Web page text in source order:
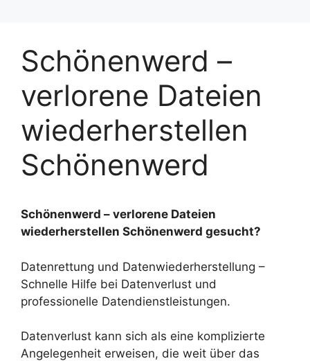
Schönenwerd –
verlorene Dateien
wiederherstellen
Schönenwerd
Schönenwerd – verlorene Dateien
wiederherstellen Schönenwerd gesucht?
Datenrettung und Datenwiederherstellung –
Schnelle Hilfe bei Datenverlust und
professionelle Datendienstleistungen.
Datenverlust kann sich als eine komplizierte
Angelegenheit erweisen, die weit über das